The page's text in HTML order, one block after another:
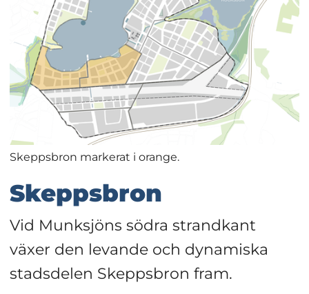
Skeppsbron markerat i orange.
Skeppsbron
Vid Munksjöns södra strandkant
växer den levande och dynamiska
stadsdelen Skeppsbron fram.